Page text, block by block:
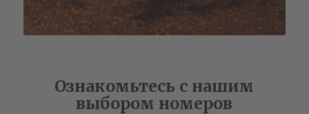
Ознакомьтесь с нашим
выбором номеров